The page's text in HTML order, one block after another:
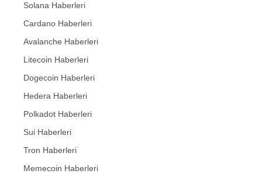
Solana Haberleri
Cardano Haberleri
Avalanche Haberleri
Litecoin Haberleri
Dogecoin Haberleri
Hedera Haberleri
Polkadot Haberleri
Sui Haberleri
Tron Haberleri
Memecoin Haberleri